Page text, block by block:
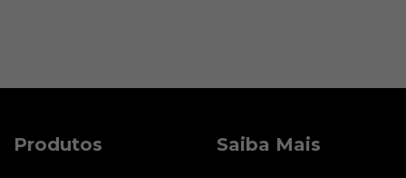
Produtos Saiba Mais